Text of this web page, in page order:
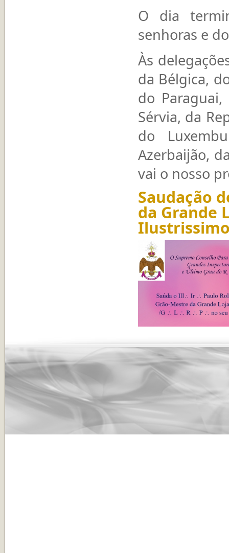
O dia
senhoras e
Às
da Bélgica,
do
Sérvia, da
do
Azerbaijão,
vai o nosso
Saudação
da Grande